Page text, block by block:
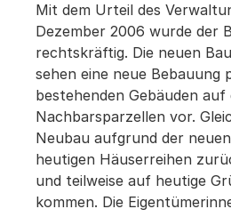
Mit dem Urteil des
Dezember 2006 wurde der
rechtskräftig. Die neuen
sehen eine neue Bebauung
bestehenden Gebäuden auf
Nachbarsparzellen vor.
Neubau aufgrund der
heutigen Häuserreihen
und teilweise auf heutige
kommen. Die